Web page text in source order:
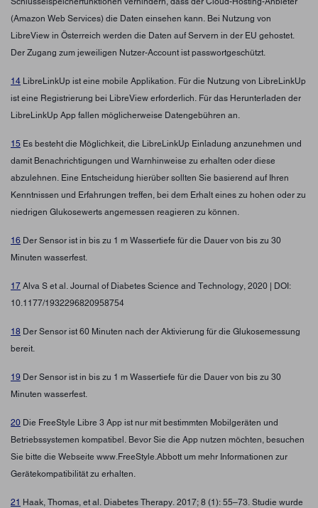
(Amazon Web Services) die Daten einsehen kann. Bei Nutzung von
LibreView in Österreich werden die Daten auf Servern in der EU gehostet.
Der Zugang zum jeweiligen Nutzer-Account ist passwortgeschützt.
14 LibreLinkUp ist eine mobile Applikation. Für die Nutzung von LibreLinkUp
ist eine Registrierung bei LibreView erforderlich. Für das Herunterladen der
LibreLinkUp App fallen möglicherweise Datengebühren an.
15 Es besteht die Möglichkeit, die LibreLinkUp Einladung anzunehmen und
damit Benachrichtigungen und Warnhinweise zu erhalten oder diese
abzulehnen. Eine Entscheidung hierüber sollten Sie basierend auf Ihren
Kenntnissen und Erfahrungen treffen, bei dem Erhalt eines zu hohen oder zu
niedrigen Glukosewerts angemessen reagieren zu können.
16 Der Sensor ist in bis zu 1 m Wassertiefe für die Dauer von bis zu 30
Minuten wasserfest.
17 Alva S et al. Journal of Diabetes Science and Technology, 2020 | DOI:
10.1177/1932296820958754
18 Der Sensor ist 60 Minuten nach der Aktivierung für die Glukosemessung
bereit.
19 Der Sensor ist in bis zu 1 m Wassertiefe für die Dauer von bis zu 30
Minuten wasserfest.
20 Die FreeStyle Libre 3 App ist nur mit bestimmten Mobilgeräten und
Betriebssystemen kompatibel. Bevor Sie die App nutzen möchten, besuchen
Sie bitte die Webseite www.FreeStyle.Abbott um mehr Informationen zur
Gerätekompatibilität zu erhalten.
21 Haak, Thomas, et al. Diabetes Therapy. 2017; 8 (1): 55–73. Studie wurde